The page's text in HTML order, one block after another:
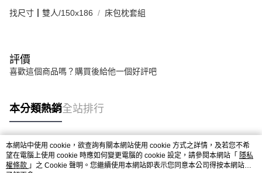
找尺寸┃雙人/150x186 床包枕套組
評價
喜歡這個商品嗎？購買後給他一個好評吧
本分類熱銷全站排行
熱門標籤
本網站中使用 cookie，欲查詢有關本網站使用 cookie 方式之詳情，及若您不希
望在電腦上使用 cookie 時應如何變更電腦的 cookie 設定，請參閱本網站「 隱私
權條款 」之 Cookie 聲明。您繼續使用本網站即表示您同意本公司得按本網站使